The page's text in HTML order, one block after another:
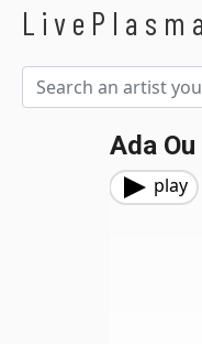
LivePlasma
Ada
play